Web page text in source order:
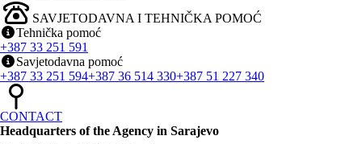
SAVJETODAVNA I TEHNIČKA POMOĆ
Tehnička pomoć
+387 33 251 591
Savjetodavna pomoć
+387 33 251 594+387 36 514 330+387 51 227 340
CONTACT
Headquarters of the Agency in Sarajevo